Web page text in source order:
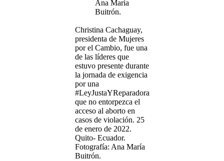
Ana María
Buitrón.
Christina Cachaguay,
presidenta de Mujeres
por el Cambio, fue una
de las líderes que
estuvo presente durante
la jornada de exigencia
por una
#LeyJustaYReparadora
que no entorpezca el
acceso al aborto en
casos de violación. 25
de enero de 2022.
Quito- Ecuador.
Fotografía: Ana María
Buitrón.